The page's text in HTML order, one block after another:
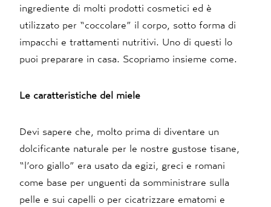
ingrediente di molti prodotti cosmetici ed è
utilizzato per “coccolare” il corpo, sotto forma di
impacchi e trattamenti nutritivi. Uno di questi lo
puoi preparare in casa. Scopriamo insieme come.
Le caratteristiche del miele
Devi sapere che, molto prima di diventare un
dolcificante naturale per le nostre gustose tisane,
“l’oro giallo” era usato da egizi, greci e romani
come base per unguenti da somministrare sulla
pelle e sui capelli o per cicatrizzare ematomi e